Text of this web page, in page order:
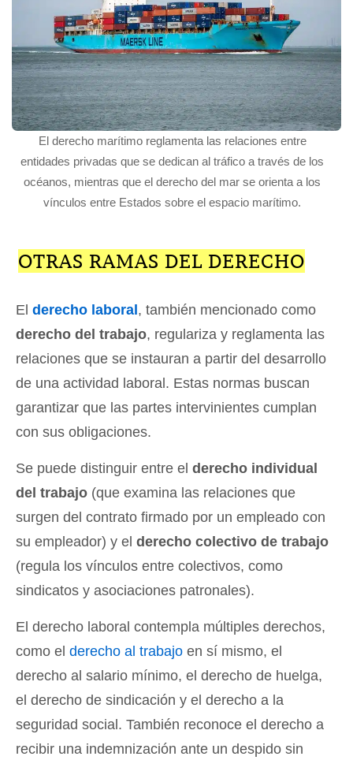
El derecho marítimo reglamenta las relaciones entre
entidades privadas que se dedican al tráfico a través de los
océanos, mientras que el derecho del mar se orienta a los
vínculos entre Estados sobre el espacio marítimo.
OTRAS RAMAS DEL DERECHO
El derecho laboral, también mencionado como
derecho del trabajo, regulariza y reglamenta las
relaciones que se instauran a partir del desarrollo
de una actividad laboral. Estas normas buscan
garantizar que las partes intervinientes cumplan
con sus obligaciones.
Se puede distinguir entre el derecho individual
del trabajo (que examina las relaciones que
surgen del contrato firmado por un empleado con
su empleador) y el derecho colectivo de trabajo
(regula los vínculos entre colectivos, como
sindicatos y asociaciones patronales).
El derecho laboral contempla múltiples derechos,
como el derecho al trabajo en sí mismo, el
derecho al salario mínimo, el derecho de huelga,
el derecho de sindicación y el derecho a la
seguridad social. También reconoce el derecho a
recibir una indemnización ante un despido sin